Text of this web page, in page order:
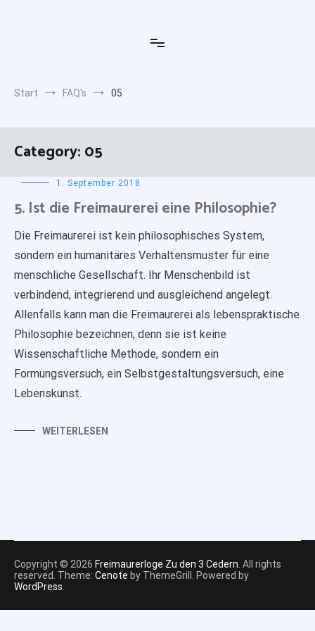
Start FAQ's 05
Category:05
1. September 2018
5. Ist die Freimaurerei eine Philosophie?
Die Freimaurerei ist kein philosophisches System,
sondern ein humanitäres Verhaltensmuster für eine
menschliche Gesellschaft. Ihr Menschenbild ist
verbindend, integrierend und ausgleichend angelegt.
Allenfalls kann man die Freimaurerei als lebenspraktische
Philosophie bezeichnen, denn sie ist keine
Wissenschaftliche Methode, sondern ein
Formungsversuch, ein Selbstgestaltungsversuch, eine
Lebenskunst.
WEITERLESEN
Copyright © 2026 Freimaurerloge Zu den 3 Cedern . All rights
reserved. Theme: Cenote by ThemeGrill. Powered by
WordPress